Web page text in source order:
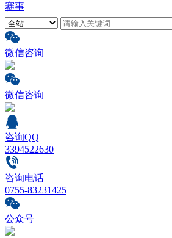
赛事
微信咨询
微信咨询
咨询QQ
3394522630
咨询电话
0755-83231425
公众号